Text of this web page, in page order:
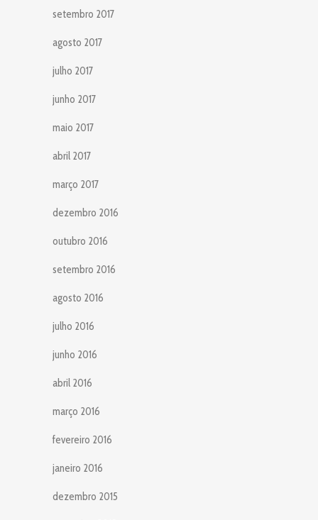
setembro 2017
agosto 2017
julho 2017
junho 2017
maio 2017
abril 2017
março 2017
dezembro 2016
outubro 2016
setembro 2016
agosto 2016
julho 2016
junho 2016
abril 2016
março 2016
fevereiro 2016
janeiro 2016
dezembro 2015